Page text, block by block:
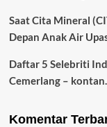
Saat Cita Mineral
Depan Anak Air
Daftar 5 Selebriti
Cemerlang –
Komentar